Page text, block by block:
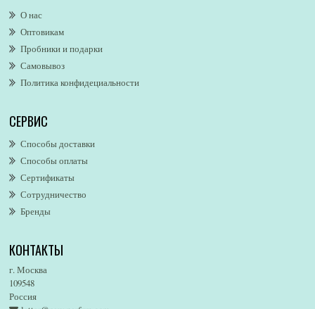
Alexandre. J
Alford & Hoff
Alfred Dunhill
Alfred Ritchy
Alfred Sung
AllSaints
Alsayad
Altaia
Alvarez Gomez
Alviero Martini
Alyson Oldoini
American Eagle
Amore Segreto
Amorino
О нас
Оптовикам
Пробники и подарки
Самовывоз
Политика конфидециальности
СЕРВИС
Способы доставки
Способы оплаты
Сертификаты
Сотрудничество
Бренды
КОНТАКТЫ
г. Москва
109548
Россия